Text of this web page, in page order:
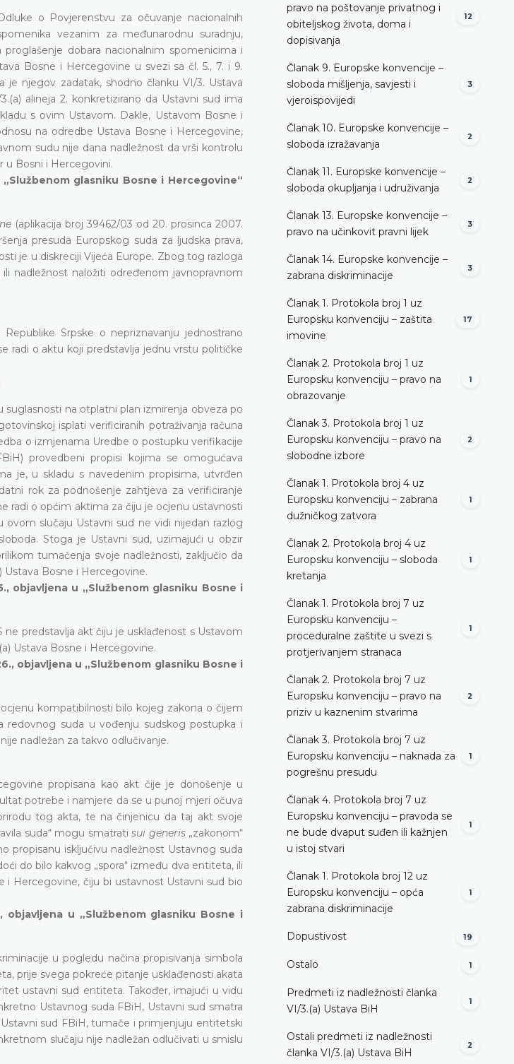
o Povjerenstvu za očuvanje nacionalnih
vezanim za međunarodnu suradnju,
dobara nacionalnim spomenicima i
Bosne i Hercegovine u svezi sa čl. 5., 7. i 9.
njegov zadatak, shodno članku VI/3. Ustava
alineja 2. konkretizirano da Ustavni sud ima
s ovim Ustavom. Dakle, Ustavom Bosne i
na odredbe Ustava Bosne i Hercegovine,
sudu nije dana nadležnost da vrši kontrolu
u Bosni i Hercegovini.
glasniku Bosne i Hercegovine“
(aplikacija broj 39462/03 od 20. prosinca 2007.
presuda Europskog suda za ljudska prava,
je u diskreciji Vijeća Europe. Zbog tog razloga
nadležnost naložiti određenom javnopravnom
Srpske o nepriznavanju jednostrano
radi o aktu koji predstavlja jednu vrstu političke
suglasnosti na otplatni plan izmirenja obveza po
isplati verificiranih potraživanja računa
o izmjenama Uredbe o postupku verifikacije
provedbeni propisi kojima se omogućava
je, u skladu s navedenim propisima, utvrđen
rok za podnošenje zahtjeva za verificiranje
radi o općim aktima za čiju je ocjenu ustavnosti
slučaju Ustavni sud ne vidi nijedan razlog
Stoga je Ustavni sud, uzimajući u obzir
tumačenja svoje nadležnosti, zaključio da
Ustava Bosne i Hercegovine.
objavljena u „Službenom glasniku Bosne i
predstavlja akt čiju je usklađenost s Ustavom
Ustava Bosne i Hercegovine.
objavljena u „Službenom glasniku Bosne i
kompatibilnosti bilo kojeg zakona o čijem
redovnog suda u vođenju sudskog postupka i
nadležan za takvo odlučivanje.
propisana kao akt čije je donošenje u
potrebe i namjere da se u punoj mjeri očuva
tog akta, te na činjenicu da taj akt svoje
suda“ mogu smatratisui generis „zakonom“
propisanu isključivu nadležnost Ustavnog suda
do bilo kakvog „spora“ između dva entiteta, ili
Hercegovine, čiju bi ustavnost Ustavni sud bio
objavljena u „Službenom glasniku Bosne i
u pogledu načina propisivanja simbola
prije svega pokreće pitanje usklađenosti akata
ustavni sud entiteta. Također, imajući u vidu
Ustavnog suda FBiH, Ustavni sud smatra
sud FBiH, tumače i primjenjuju entitetski
slučaju nije nadležan odlučivati u smislu
pravo na poštovanje privatnog i
obiteljskog života, doma i
dopisivanja
12
Članak 9. Europske konvencije –
sloboda mišljenja, savjesti i
vjeroispovijedi
3
Članak 10. Europske konvencije –
sloboda izražavanja
2
Članak 11. Europske konvencije –
sloboda okupljanja i udruživanja
2
Članak 13. Europske konvencije –
pravo na učinkovit pravni lijek
3
Članak 14. Europske konvencije –
zabrana diskriminacije
3
Članak 1. Protokola broj 1 uz
Europsku konvenciju – zaštita
imovine
17
Članak 2. Protokola broj 1 uz
Europsku konvenciju – pravo na
obrazovanje
1
Članak 3. Protokola broj 1 uz
Europsku konvenciju – pravo na
slobodne izbore
2
Članak 1. Protokola broj 4 uz
Europsku konvenciju – zabrana
dužničkog zatvora
1
Članak 2. Protokola broj 4 uz
Europsku konvenciju – sloboda
kretanja
1
Članak 1. Protokola broj 7 uz
Europsku konvenciju –
proceduralne zaštite u svezi s
protjerivanjem stranaca
1
Članak 2. Protokola broj 7 uz
Europsku konvenciju – pravo na
priziv u kaznenim stvarima
2
Članak 3. Protokola broj 7 uz
Europsku konvenciju – naknada za
pogrešnu presudu
1
Članak 4. Protokola broj 7 uz
Europsku konvenciju – pravoda se
ne bude dvaput suđen ili kažnjen
u istoj stvari
1
Članak 1. Protokola broj 12 uz
Europsku konvenciju – opća
zabrana diskriminacije
1
Dopustivost 19
Ostalo 1
Predmeti iz nadležnosti članka
VI/3.(a) Ustava BiH
1
Ostali predmeti iz nadležnosti
članka VI/3.(a) Ustava BiH
2